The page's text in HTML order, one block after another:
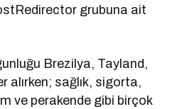
grubuna ait
Brezilya, Tayland,
alırken; sağlık, sigorta,
ve perakende gibi birçok